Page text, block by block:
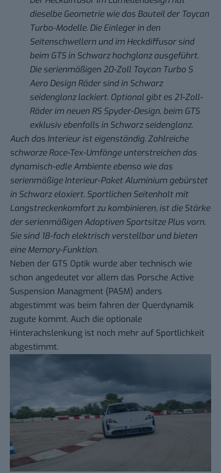
dieselbe Geometrie wie das Bauteil der Taycan
Turbo-Modelle. Die Einleger in den
Seitenschwellern und im Heckdiffusor sind
beim GTS in Schwarz hochglanz ausgeführt.
Die serienmäßigen 20-Zoll Taycan Turbo S
Aero Design Räder sind in Schwarz
seidenglanz lackiert. Optional gibt es 21-Zoll-
Räder im neuen RS Spyder-Design, beim GTS
exklusiv ebenfalls in Schwarz seidenglanz.
Auch das Interieur ist eigenständig. Zahlreiche
schwarze Race-Tex-Umfänge unterstreichen das
dynamisch-edle Ambiente ebenso wie das
serienmäßige Interieur-Paket Aluminium gebürstet
in Schwarz eloxiert. Sportlichen Seitenhalt mit
Langstreckenkomfort zu kombinieren, ist die Stärke
der serienmäßigen Adaptiven Sportsitze Plus vorn.
Sie sind 18-fach elektrisch verstellbar und bieten
eine Memory-Funktion.
Neben der GTS Optik wurde aber technisch wie
schon angedeutet vor allem das Porsche Active
Suspension Managment (PASM) anders
abgestimmt was beim fahren der Querdynamik
zugute kommt. Auch die optionale
Hinterachslenkung ist noch mehr auf Sportlichkeit
abgestimmt.